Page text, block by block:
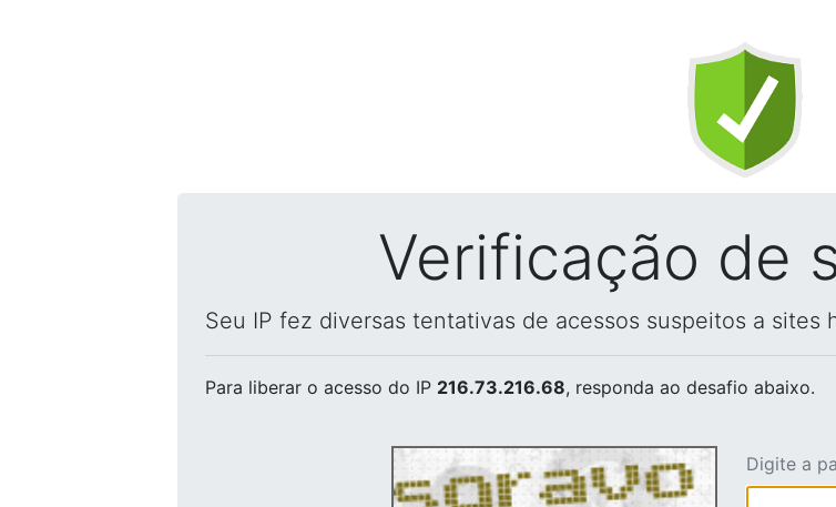
Verificação de
Seu IP fez diversas tentativas de acessos suspeitos a sites
Para liberar o acesso do IP 216.73.216.68, responda ao desafio abaixo.
Digite a